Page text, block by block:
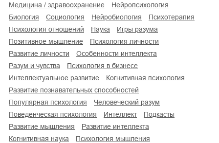
медицина / здравоохранение
нейропсихология
биология
социология нейробиология
психотерапия
психология отношений
наука
игры разума
позитивное мышление
психология личности
развитие личности
особенности интеллекта
разум и чувства
психология в бизнесе
интеллектуальное развитие
когнитивная психология
развитие познавательных способностей
популярная психология
человеческий разум
поведенческая психология
интеллект
подкасты
развитие мышления
развитие интеллекта
когнитивная наука
психология мышления